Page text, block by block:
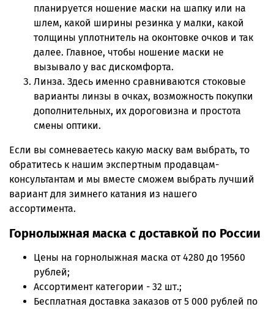
планируется ношение маски на шапку или на
шлем, какой ширины резинка у малки, какой
толщины уплотнитель на оконтовке очков и так
далее. Главное, чтобы ношение маски не
вызывало у вас дискомфорта.
Линза. Здесь именно сравниваются стоковые
варианты линзы в очках, возможность покупки
дополнительных, их дороговизна и простота
смены оптики.
Если вы сомневаетесь какую маску вам выбрать, то
обратитесь к нашим экспертным продавцам-
консультантам и мы вместе сможем выбрать лучший
вариант для зимнего катания из нашего
ассортимента.
Горнолыжная маска с доставкой по России
Цены на горнолыжная маска от 4280 до 19560
рублей;
Ассортимент категории - 32 шт.;
Бесплатная доставка заказов от 5 000 рублей по